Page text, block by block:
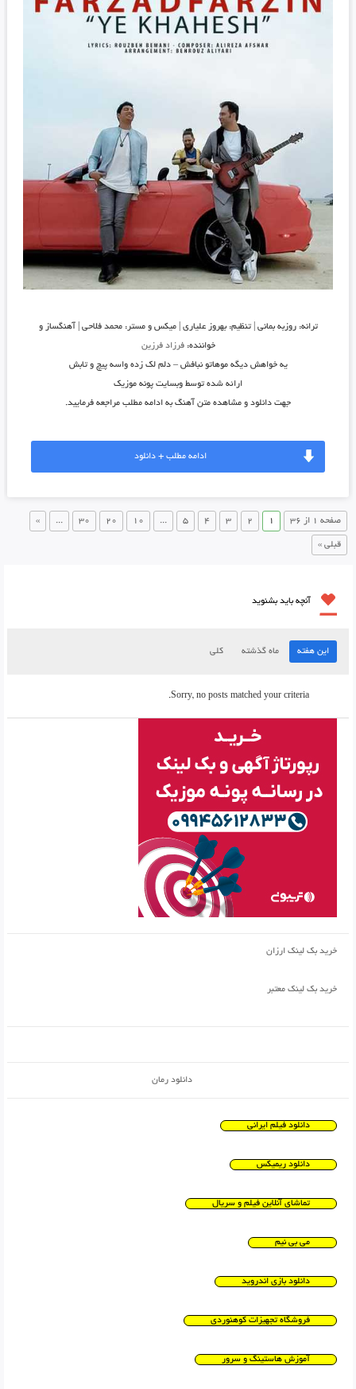
ترانه: روزبه بمانی | تنظیم: بهروز علیاری | میکس و مستر: محمد فلاحی | آهنگساز و
خواننده:فرزاد فرزین
یه خواهش دیگه موهاتو نبافش – دلم لک زده واسه پیچ و تابش
ارائه شده توسط وبسایت پونه موزیک
جهت دانلود و مشاهده متن آهنگ به ادامه مطلب مراجعه فرمایید.
ادامه مطلب + دانلود
صفحه 1 از 36 1
2
3
4
5
...
10
20
30
...
»
قبلی »
آنچه باید بشنوید
این هفته ماه گذشته کلی
Sorry, no posts matched your criteria.
خرید بک لینک ارزان
خرید بک لینک معتبر
دانلود رمان
دانلود فیلم ایرانی
دانلود ریمیکس
تماشای آنلاین فیلم و سریال
می بی نیم
دانلود بازی اندروید
فروشگاه تجهیزات کوهنوردی
آموزش هاستینگ و سرور